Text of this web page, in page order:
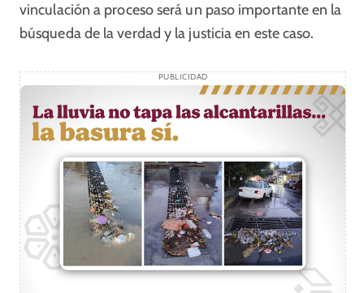
vinculación a proceso será un paso importante en la
búsqueda de la verdad y la justicia en este caso.
PUBLICIDAD